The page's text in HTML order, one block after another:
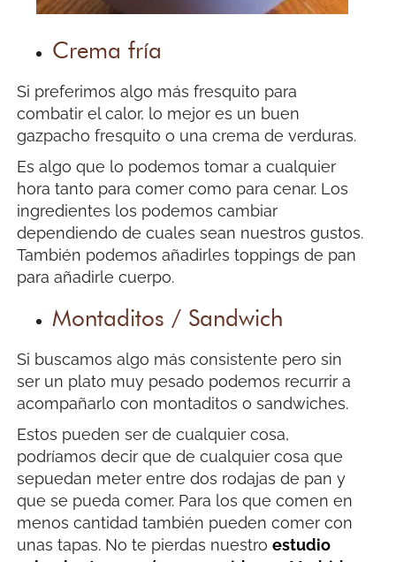
Crema fría
Si preferimos algo más fresquito para
combatir el calor, lo mejor es un buen
gazpacho fresquito o una crema de verduras.
Es algo que lo podemos tomar a cualquier
hora tanto para comer como para cenar. Los
ingredientes los podemos cambiar
dependiendo de cuales sean nuestros gustos.
También podemos añadirles toppings de pan
para añadirle cuerpo.
Montaditos / Sandwich
Si buscamos algo más consistente pero sin
ser un plato muy pesado podemos recurrir a
acompañarlo con montaditos o sandwiches.
Estos pueden ser de cualquier cosa,
podríamos decir que de cualquier cosa que
sepuedan meter entre dos rodajas de pan y
que se pueda comer. Para los que comen en
menos cantidad también pueden comer con
unas tapas. No te pierdas nuestroestudio